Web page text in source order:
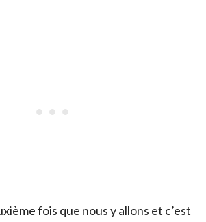
fois que nous y allons et c’est